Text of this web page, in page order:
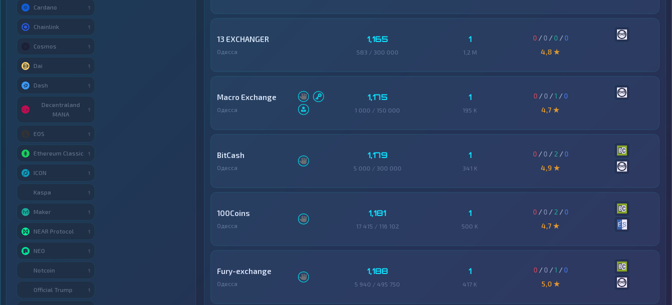
13 EXCHANGER
Одесса
1,165
583 / 300 000
1
1,2 M
0 / 0 / 0 /0
4,8 ★
Macro Exchange
Одесса
1,175
1 000 / 150 000
1
195 K
0 / 0 /1 /0
4,7 ★
BitCash
Одесса
1,179
5 000 / 300 000
1
341 K
0 / 0 / 2 /0
4,9 ★
100Coins
Одесса
1,181
17 415 / 116 102
1
500 K
0 / 0 / 2 /0
4,7 ★
Fury-exchange
Одесса
1,188
5 940 / 495 750
1
417 K
0 / 0 /1 /0
5,0 ★
Cardano 1
Chainlink 1
Cosmos 1
Dai 1
Dash 1
Decentraland
MANA
1
EOS 1
Ethereum Classic 1
ICON 1
Kaspa 1
Maker 1
NEAR Protocol 1
NEO 1
Notcoin 1
Official Trump 1